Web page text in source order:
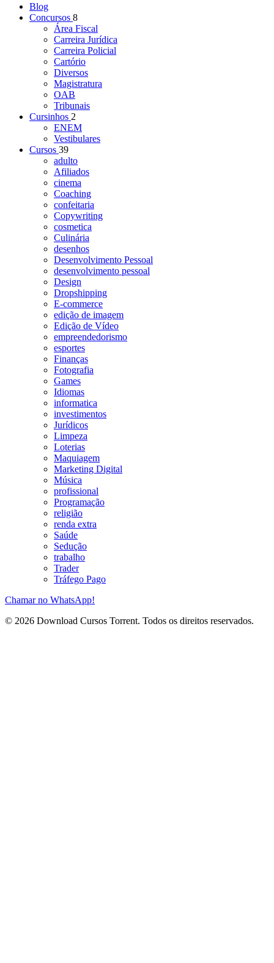
Blog
Concursos 8
Área Fiscal
Carreira Jurídica
Carreira Policial
Cartório
Diversos
Magistratura
OAB
Tribunais
Cursinhos 2
ENEM
Vestibulares
Cursos 39
adulto
Afiliados
cinema
Coaching
confeitaria
Copywriting
cosmetica
Culinária
desenhos
Desenvolvimento Pessoal
desenvolvimento pessoal
Design
Dropshipping
E-commerce
edição de imagem
Edição de Vídeo
empreendedorismo
esportes
Finanças
Fotografia
Games
Idiomas
informatica
investimentos
Jurídicos
Limpeza
Loterias
Maquiagem
Marketing Digital
Música
profissional
Programação
religião
renda extra
Saúde
Sedução
trabalho
Trader
Tráfego Pago
Chamar no WhatsApp!
© 2026 Download Cursos Torrent. Todos os direitos reservados.